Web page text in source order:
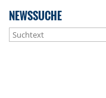
NEWSSUCHE